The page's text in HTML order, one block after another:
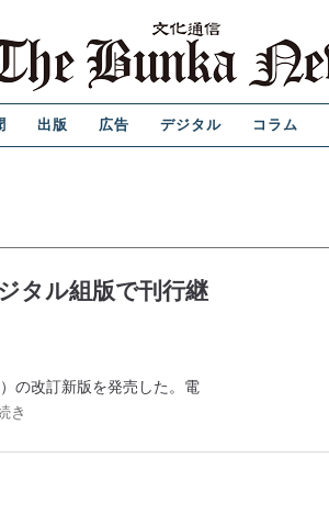
出版 広告 デジタル コラム
タル組版で刊行継
の改訂新版を発売した。電
き